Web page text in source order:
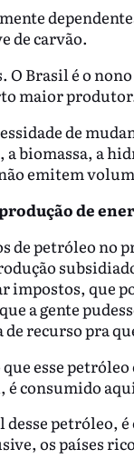
de carvão.
O Brasil é o
maior
de
a biomassa, a
emitem
de
de petróleo no
impostos, que
a gente
recurso pra
esse
é consumido
petróleo,
os países